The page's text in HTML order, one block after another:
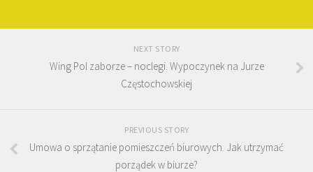
NEXT STORY
Wing Pol zaborze – noclegi. Wypoczynek na Jurze
Częstochowskiej
PREVIOUS STORY
Umowa o sprzątanie pomieszczeń biurowych. Jak utrzymać
porządek w biurze?